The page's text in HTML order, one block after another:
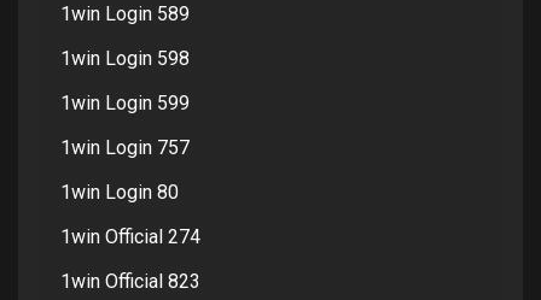
1win Login 589
1win Login 598
1win Login 599
1win Login 757
1win Login 80
1win Official 274
1win Official 823